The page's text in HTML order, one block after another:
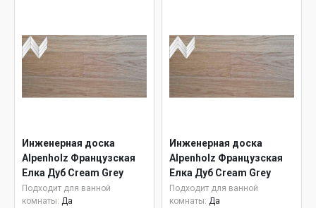
Инженерная доска
Alpenholz Французская
Елка Дуб Cream Grey
Подходит для ванной
комнаты: Да
Инженерная доска
Alpenholz Французская
Елка Дуб Cream Grey
15мм
Подходит для ванной
комнаты: Да